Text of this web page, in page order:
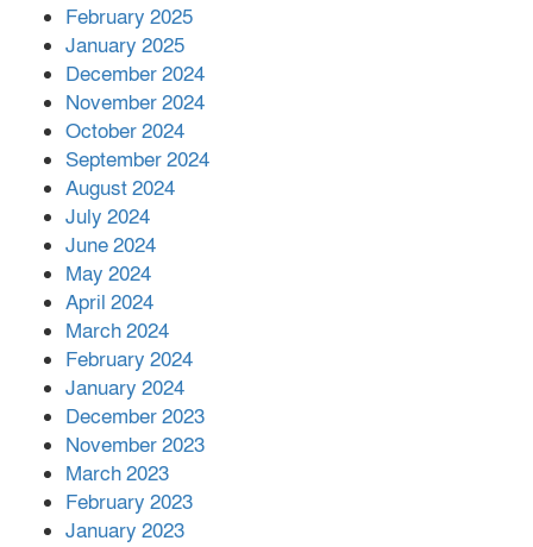
সহায়তা দিলেন সাচিং প্রু জেরী
February 2025
January 2025
December 2024
November 2024
October 2024
September 2024
August 2024
July 2024
June 2024
May 2024
April 2024
March 2024
February 2024
January 2024
December 2023
November 2023
March 2023
February 2023
January 2023